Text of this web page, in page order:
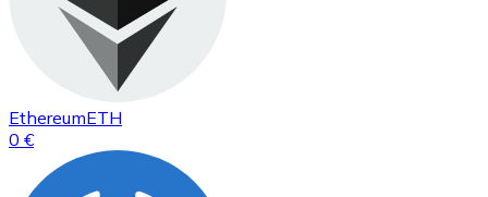
EthereumETH
0 €